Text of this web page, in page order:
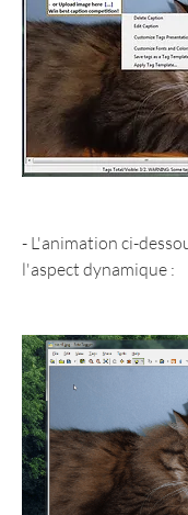
- L'animation ci-
l'aspect dynamique :